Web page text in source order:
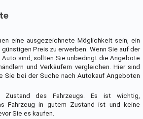
eine ausgezeichnete Möglichkeit sein, ein
Preis zu erwerben. Wenn Sie auf der
Auto sind, sollten Sie unbedingt die Angebote
und Verkäufern vergleichen. Hier sind
Sie bei der Suche nach Autokauf Angeboten
des Fahrzeugs. Es ist wichtig,
Fahrzeug in gutem Zustand ist und keine
Sie es kaufen.